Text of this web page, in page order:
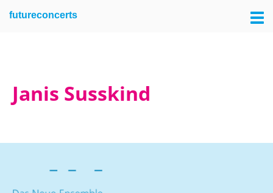
Skip
Skip
futureconcerts
Janis Susskind